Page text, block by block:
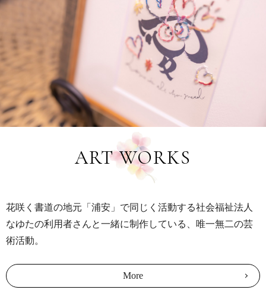
ART WORKS
花咲く書道の地元「浦安」で同じく活動する社会福祉法人
なゆたの利用者さんと一緒に制作している、唯一無二の芸
術活動。
More